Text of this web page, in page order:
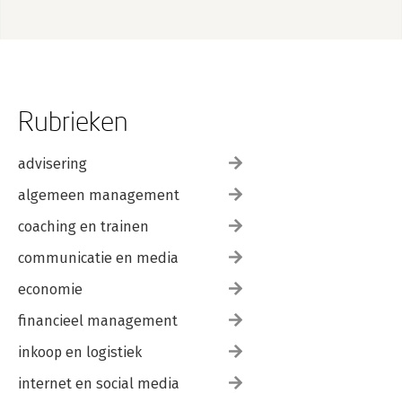
Rubrieken
advisering
algemeen management
coaching en trainen
communicatie en media
economie
financieel management
inkoop en logistiek
internet en social media